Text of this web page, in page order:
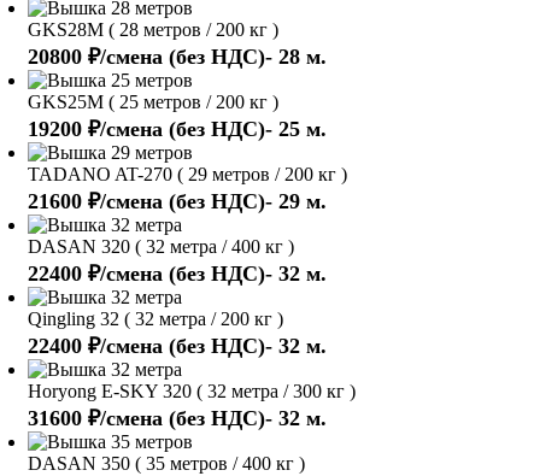
GKS28M ( 28 метров / 200 кг )
20800 ₽/смена (без НДС)- 28 м.
GKS25M ( 25 метров / 200 кг )
19200 ₽/смена (без НДС)- 25 м.
TADANO AT-270 ( 29 метров / 200 кг )
21600 ₽/смена (без НДС)- 29 м.
DASAN 320 ( 32 метра / 400 кг )
22400 ₽/смена (без НДС)- 32 м.
Qingling 32 ( 32 метра / 200 кг )
22400 ₽/смена (без НДС)- 32 м.
Horyong E-SKY 320 ( 32 метра / 300 кг )
31600 ₽/смена (без НДС)- 32 м.
DASAN 350 ( 35 метров / 400 кг )